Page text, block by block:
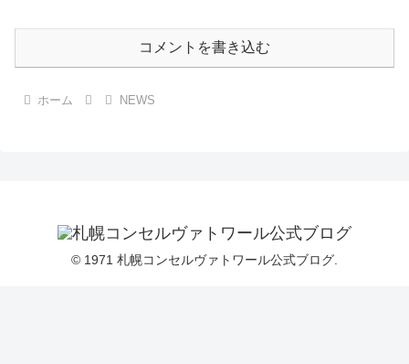
コメントを書き込む
ホーム NEWS
© 1971 札幌コンセルヴァトワール公式ブログ.